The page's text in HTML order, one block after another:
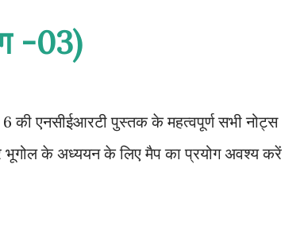
-03)
6 की एनसीईआरटी पुस्तक के महत्वपूर्ण सभी नोट्स
के अध्ययन के लिए मैप का प्रयोग अवश्य